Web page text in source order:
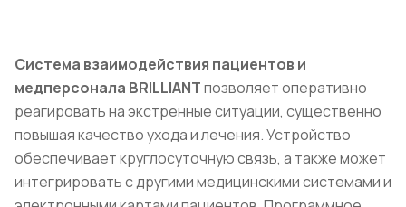
Система взаимодействия пациентов и
медперсонала BRILLIANTпозволяет оперативно
реагировать на экстренные ситуации, существенно
повышая качество ухода и лечения. Устройство
обеспечивает круглосуточную связь, а также может
интегрировать с другими медицинскими системами и